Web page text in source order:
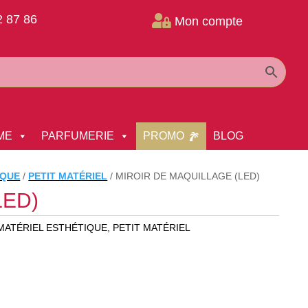
87 86  Mon compte
PARFUMERIE PROMO BLOG
/ PETIT MATÉRIEL / MIROIR DE MAQUILLAGE (LED)
ESTHÉTIQUE PETIT MATÉRIEL